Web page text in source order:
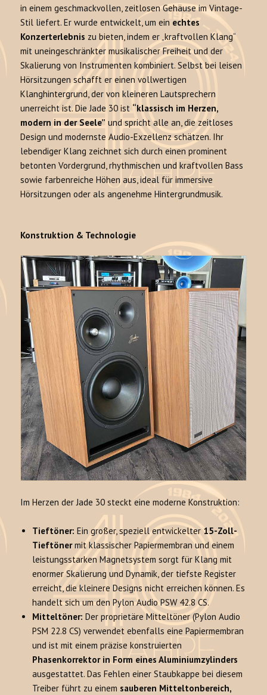
in einem geschmackvollen, zeitlosen Gehäuse im Vintage-
Stil liefert. Er wurde entwickelt, um ein echtes
Konzerterlebnis zu bieten, indem er „kraftvollen Klang“
mit uneingeschränkter musikalischer Freiheit und der
Skalierung von Instrumenten kombiniert. Selbst bei leisen
Hörsitzungen schafft er einen vollwertigen
Klanghintergrund, der von kleineren Lautsprechern
unerreicht ist. Die Jade 30 ist “klassisch im Herzen,
modern in der Seele” und spricht alle an, die zeitloses
Design und modernste Audio-Exzellenz schätzen. Ihr
lebendiger Klang zeichnet sich durch einen prominent
betonten Vordergrund, rhythmischen und kraftvollen Bass
sowie farbenreiche Höhen aus, ideal für immersive
Hörsitzungen oder als angenehme Hintergrundmusik.
Konstruktion & Technologie
Im Herzen der Jade 30 steckt eine moderne Konstruktion:
Tieftöner: Ein großer, speziell entwickelter15-Zoll-
Tieftönermit klassischer Papiermembran und einem
leistungsstarken Magnetsystem sorgt für Klang mit
enormer Skalierung und Dynamik, der tiefste Register
erreicht, die kleinere Designs nicht erreichen können. Es
handelt sich um den Pylon Audio PSW 42.8 CS.
Mitteltöner: Der proprietäre Mitteltöner (Pylon Audio
PSM 22.8 CS) verwendet ebenfalls eine Papiermembran
und ist mit einem präzise konstruierten
Phasenkorrektor in Form eines Aluminiumzylinders
ausgestattet. Das Fehlen einer Staubkappe bei diesem
Treiber führt zu einem sauberen Mitteltonbereich,